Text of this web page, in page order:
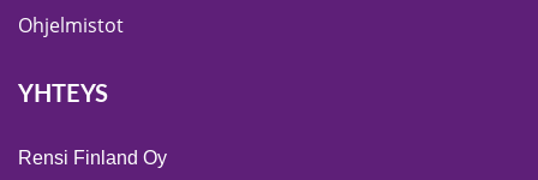
Ohjelmistot
YHTEYS
Rensi Finland Oy